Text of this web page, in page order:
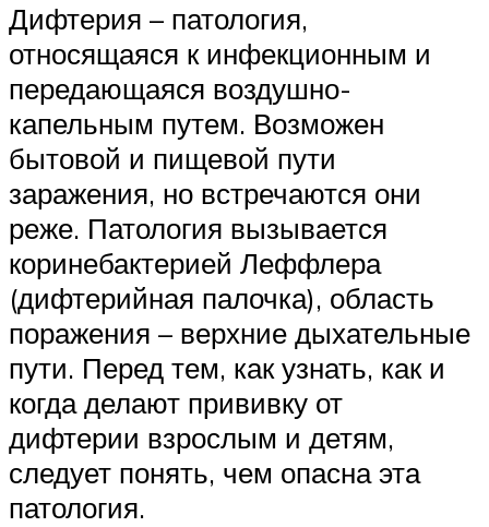
Дифтерия – патология,
относящаяся к инфекционным и
передающаяся воздушно-
капельным путем. Возможен
бытовой и пищевой пути
заражения, но встречаются они
реже. Патология вызывается
коринебактерией Леффлера
(дифтерийная палочка), область
поражения – верхние дыхательные
пути. Перед тем, как узнать, как и
когда делают прививку от
дифтерии взрослым и детям,
следует понять, чем опасна эта
патология.